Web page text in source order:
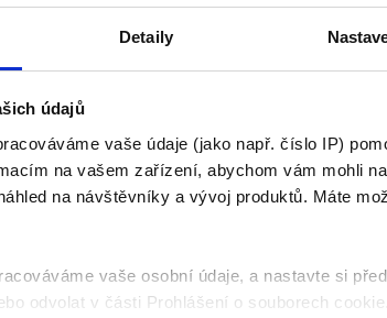
Detaily
údajů
vaše údaje (jako např. číslo IP)
na vašem zařízení, abychom vám mohli
na návštěvníky a vývoj produktů. Máte
vaše osobní údaje, a nastavte si
odvolat v části Prohlášení o souborech cookie.